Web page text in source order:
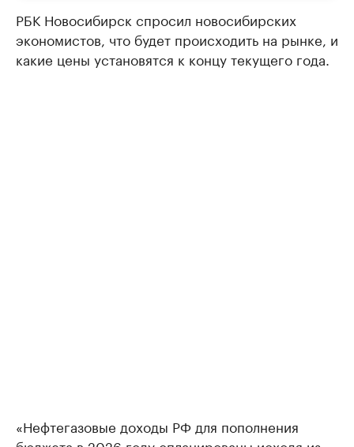
РБК Новосибирск спросил новосибирских
экономистов, что будет происходить на рынке, и
какие цены установятся к концу текущего года.
«Нефтегазовые доходы РФ для пополнения